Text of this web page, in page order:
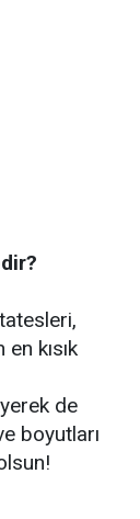
kısık
de
boyutları